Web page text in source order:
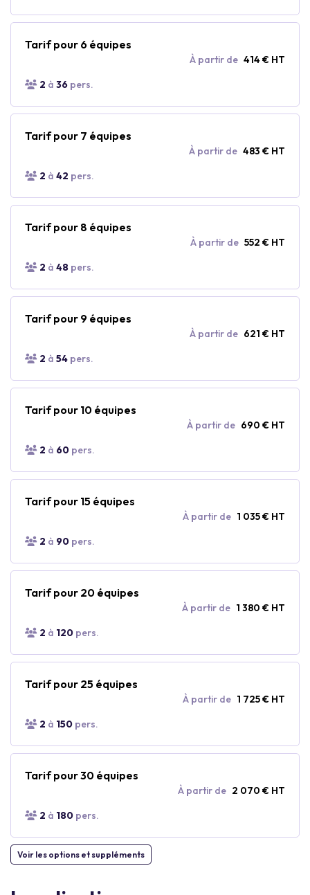
Tarif pour 6 équipes
À partir de 414 € HT
2 à 36 pers.
Tarif pour 7 équipes
À partir de 483 € HT
2 à 42 pers.
Tarif pour 8 équipes
À partir de 552 € HT
2 à 48 pers.
Tarif pour 9 équipes
À partir de 621 € HT
2 à 54 pers.
Tarif pour 10 équipes
À partir de 690 € HT
2 à 60 pers.
Tarif pour 15 équipes
À partir de 1 035 € HT
2 à 90 pers.
Tarif pour 20 équipes
À partir de 1 380 € HT
2 à 120 pers.
Tarif pour 25 équipes
À partir de 1 725 € HT
2 à 150 pers.
Tarif pour 30 équipes
À partir de 2 070 € HT
2 à 180 pers.
Voir les options et suppléments